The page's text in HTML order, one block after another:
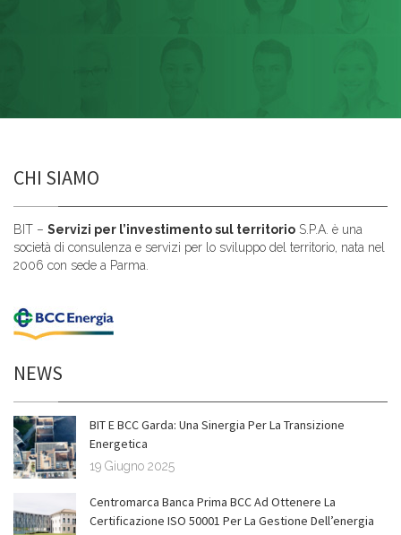
CHI SIAMO
BIT – Servizi per l’investimento sul territorio S.P.A. è una
società di consulenza e servizi per lo sviluppo del territorio, nata nel
2006 con sede a Parma.
NEWS
BIT E BCC Garda: Una Sinergia Per La Transizione
Energetica
19 Giugno 2025
Centromarca Banca Prima BCC Ad Ottenere La
Certificazione ISO 50001 Per La Gestione Dell’energia